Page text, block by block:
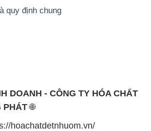
quy định chung
DOANH - CÔNG TY HÓA CHẤT
PHÁT🌐
hoachatdetnhuom.vn/